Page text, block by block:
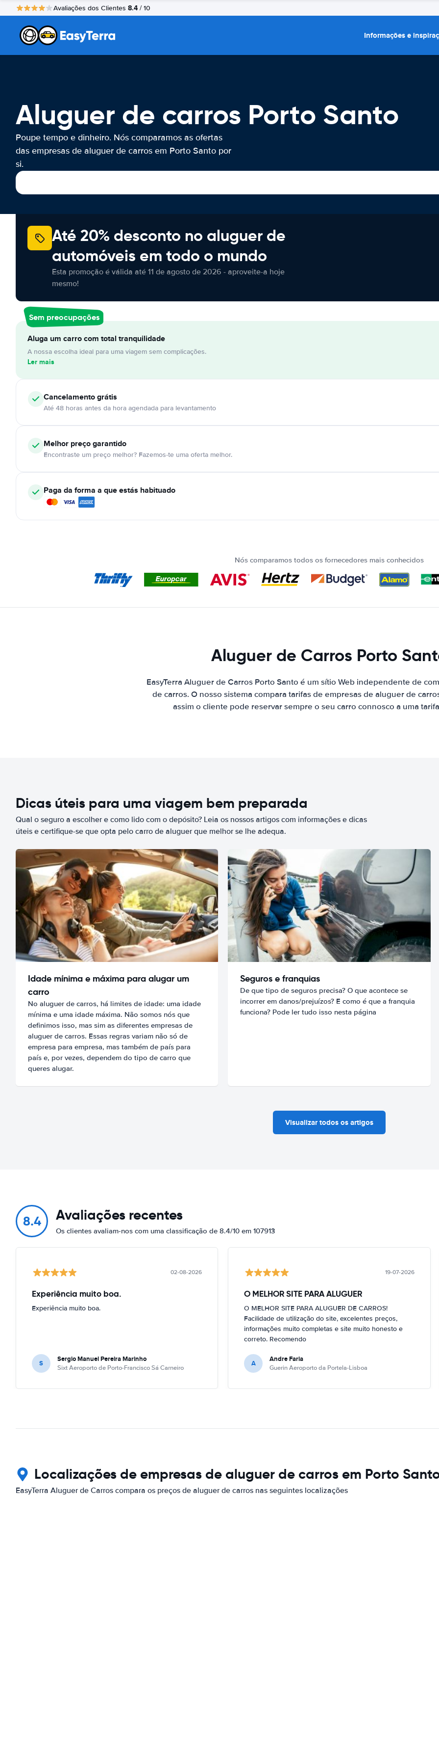
Avaliações dos Clientes 8.4 / 10
Informações e
Aluguer de carros Porto Santo
Poupe tempo e dinheiro. Nós comparamos as ofertas
das empresas de aluguer de carros em Porto Santo por
si.
Até 20% desconto no aluguer de
automóveis em todo o mundo
Esta promoção é válida até 11 de agosto de 2026 - aproveite-a hoje
mesmo!
Sem preocupações
Aluga um carro com total tranquilidade
A nossa escolha ideal para uma viagem sem complicações.
Ler mais
Cancelamentográtis
Até 48 horas antes da hora agendada para levantamento
Melhor preço garantido
Encontraste um preço melhor? Fazemos-te uma oferta melhor.
Paga da forma a que estás habituado
Nós comparamos todos os fornecedores mais conhecidos
Aluguer de Carros Porto
EasyTerra Aluguer de Carros Porto Santo é um sítio Web independente de
de carros. O nosso sistema compara tarifas de empresas de aluguer de
assim o cliente pode reservar sempre o seu carro connosco a uma
Dicas úteis para uma viagem bem preparada
Qual o seguro a escolher e como lido com o depósito? Leia os nossos artigos com informações e dicas
úteis e certifique-se que opta pelo carro de aluguer que melhor se lhe adequa.
Idade mínima e máxima para alugar um
carro
No aluguer de carros, há limites de idade: uma idade
mínima e uma idade máxima. Não somos nós que
definimos isso, mas sim as diferentes empresas de
aluguer de carros. Essas regras variam não só de
empresa para empresa, mas também de país para
país e, por vezes, dependem do tipo de carro que
queres alugar.
Seguros e franquias
De que tipo de seguros precisa? O que acontece se
incorrer em danos/prejuízos? E como é que a franquia
funciona? Pode ler tudo isso nesta página
Visualizar todos os artigos
8.4 Avaliações recentes
Os clientes avaliam-nos com uma classificação de 8.4/10 em 107913
02-08-2026
Experiência muito boa.
Experiência muito boa.
S Sergio Manuel Pereira Marinho
Sixt Aeroporto de Porto-Francisco Sá Carneiro
19-07-2026
O MELHOR SITE PARA ALUGUER
O MELHOR SITE PARA ALUGUER DE CARROS!
Facilidade de utilização do site, excelentes preços,
informações muito completas e site muito honesto e
correto. Recomendo
A Andre Faria
Guerin Aeroporto da Portela-Lisboa
Localizações de empresas de aluguer de carros em Porto
EasyTerra Aluguer de Carros compara os preços de aluguer de carros nas seguintes localizações